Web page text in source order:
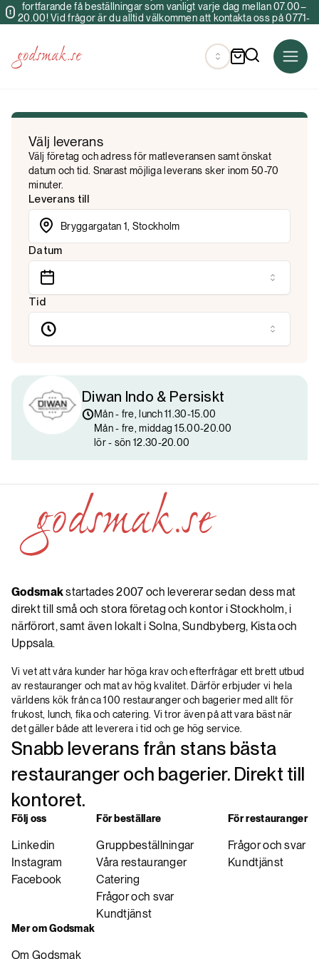
fortfarande få beställningar som vanligt varje dag mellan 07.00–
20.00! Vid frågor är du alltid välkommen att kontakta oss på 0771-
Välj leverans
Välj företag och adress för matleveransen samt önskat
datum och tid. Snarast möjliga leverans sker inom 50-70
minuter.
Leverans till
Datum
Tid
Diwan Indo & Persiskt
Mån - fre, lunch 11.30-15.00
Mån - fre, middag 15.00-20.00
lör - sön 12.30-20.00
Godsmakstartades 2007 och levererar sedan dess mat
direkt till små och stora företag och kontor i Stockholm, i
närförort, samt även lokalt i Solna, Sundbyberg, Kista och
Uppsala.
Vi vet att våra kunder har höga krav och efterfrågar ett brett utbud
av restauranger och mat av hög kvalitet. Därför erbjuder vi hela
världens kök från ca 100 restauranger och bagerier med allt för
frukost, lunch, fika och catering. Vi tror även på att vara bäst när
det gäller både att leverera i tid och ge hög service.
Snabb leverans från stans bästa
restauranger och bagerier. Direkt till
kontoret.
Följ oss
Linkedin
Instagram
Facebook
För beställare
Gruppbeställningar
Våra restauranger
Catering
Frågor och svar
Kundtjänst
För restauranger
Frågor och svar
Kundtjänst
Mer om Godsmak
Om Godsmak